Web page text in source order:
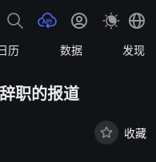
日历 数据 发现
职的报道
收藏